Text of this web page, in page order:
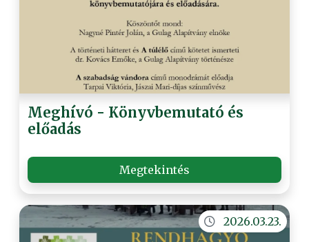
Meghívó - Könyvbemutató és
előadás
Megtekintés
2026.03.23.